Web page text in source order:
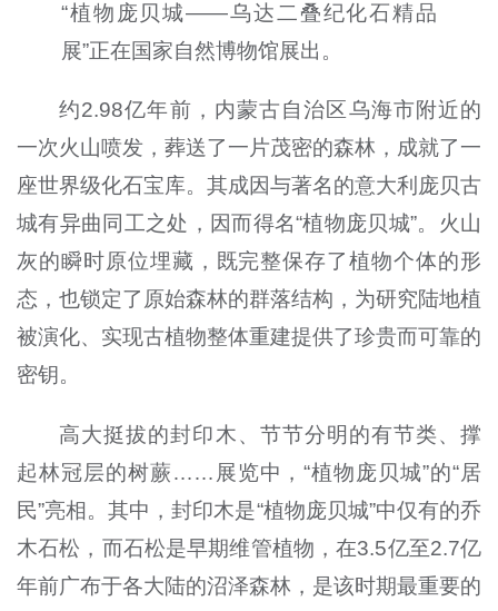
“植物庞贝城——乌达二叠纪化石精品
展”正在国家自然博物馆展出。
约2.98亿年前，内蒙古自治区乌海市附近的
一次火山喷发，葬送了一片茂密的森林，成就了一
座世界级化石宝库。其成因与著名的意大利庞贝古
城有异曲同工之处，因而得名“植物庞贝城”。火山
灰的瞬时原位埋藏，既完整保存了植物个体的形
态，也锁定了原始森林的群落结构，为研究陆地植
被演化、实现古植物整体重建提供了珍贵而可靠的
密钥。
高大挺拔的封印木、节节分明的有节类、撑
起林冠层的树蕨…… 展览中，“植物庞贝城”的“居
民”亮相。其中，封印木是“植物庞贝城”中仅有的乔
木石松，而石松是早期维管植物，在3.5亿至2.7亿
年前广布于各大陆的沼泽森林，是该时期最重要的